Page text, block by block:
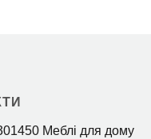
Меблі для дому